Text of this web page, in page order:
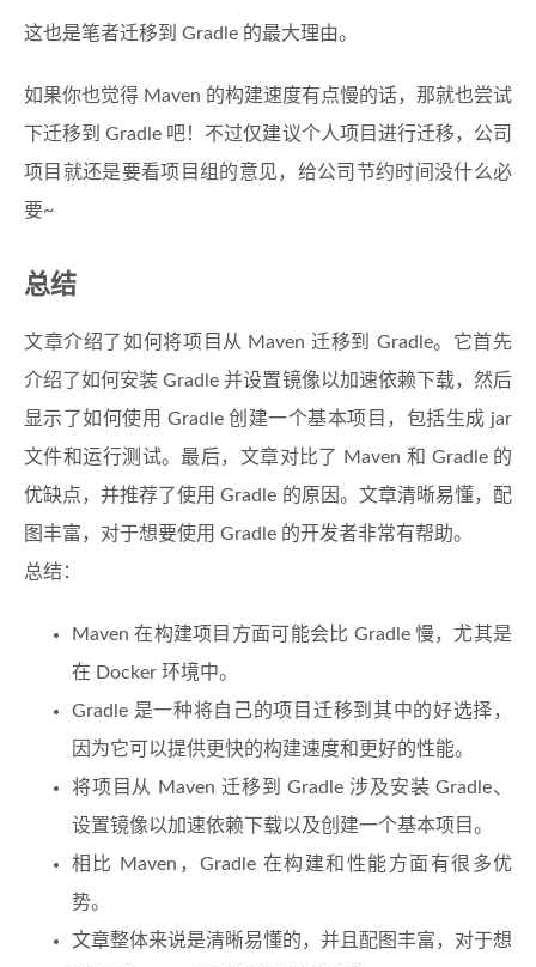
这也是笔者迁移到 Gradle 的最大理由。
如果你也觉得 Maven 的构建速度有点慢的话，那就也尝试
下迁移到 Gradle 吧！不过仅建议个人项目进行迁移，公司
项目就还是要看项目组的意见，给公司节约时间没什么必
要~
总结
文章介绍了如何将项目从 Maven 迁移到 Gradle。它首先
介绍了如何安装 Gradle 并设置镜像以加速依赖下载，然后
显示了如何使用 Gradle 创建一个基本项目，包括生成 jar
文件和运行测试。最后，文章对比了 Maven 和 Gradle 的
优缺点，并推荐了使用 Gradle 的原因。文章清晰易懂，配
图丰富，对于想要使用 Gradle 的开发者非常有帮助。
总结：
Maven 在构建项目方面可能会比 Gradle 慢，尤其是
在 Docker 环境中。
Gradle 是一种将自己的项目迁移到其中的好选择，
因为它可以提供更快的构建速度和更好的性能。
将项目从 Maven 迁移到 Gradle 涉及安装 Gradle、
设置镜像以加速依赖下载以及创建一个基本项目。
相比 Maven，Gradle 在构建和性能方面有很多优
势。
文章整体来说是清晰易懂的，并且配图丰富，对于想